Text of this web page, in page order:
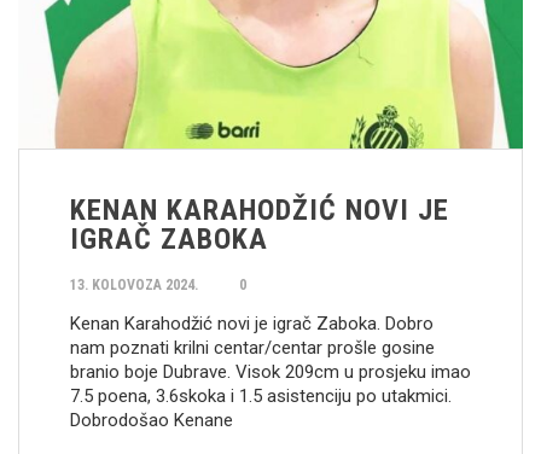
KENAN KARAHODŽIĆ NOVI JE
IGRAČ ZABOKA
13. KOLOVOZA 2024. 0
Kenan Karahodžić novi je igrač Zaboka. Dobro
nam poznati krilni centar/centar prošle gosine
branio boje Dubrave. Visok 209cm u prosjeku imao
7.5 poena, 3.6skoka i 1.5 asistenciju po utakmici.
Dobrodošao Kenane